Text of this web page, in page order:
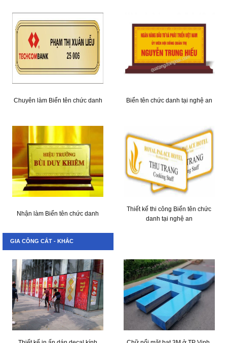
Chuyên làm Biển tên chức danh Biển tên chức danh tại nghệ an
Nhận làm Biển tên chức danh
Thiết kế thi công Biển tên chức
danh tại nghệ an
GIA CÔNG CẮT - KHẮC